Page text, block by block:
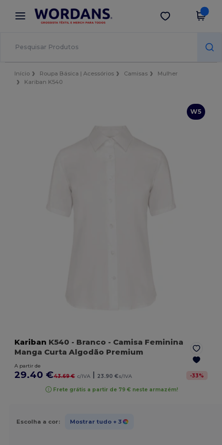
× App Wordans
Melhores preços na app!
Obter app
Início Roupa Básica | Acessórios Camisas
Mulher
Kariban K540
W5
Kariban K540 - Branco - Camisa Feminina
Manga Curta Algodão Premium
A partir de
29.40 €43.69 € c/IVA | 23.90 €s/IVA -33%
Frete grátis a partir de 79 € neste armazém!
Escolha a cor: Mostrar tudo + 3